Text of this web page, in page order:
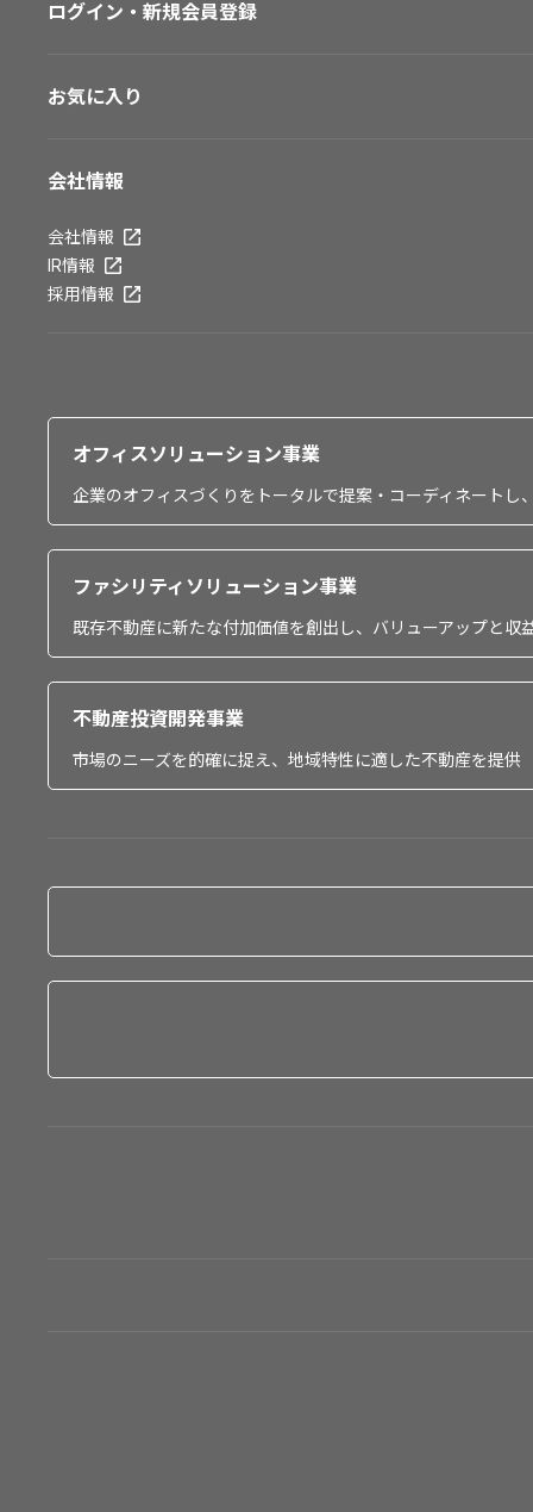
ログイン・新規会員登録
お気に入り
会社情報
会社情報
IR情報
採用情報
オフィスソリューション事業
企業のオフィスづくりをトータルで提案・コーディネート
ファシリティソリューション事業
既存不動産に新たな付加価値を創出し、バリューアップと収
不動産投資開発事業
市場のニーズを的確に捉え、地域特性に適した不動産を提供